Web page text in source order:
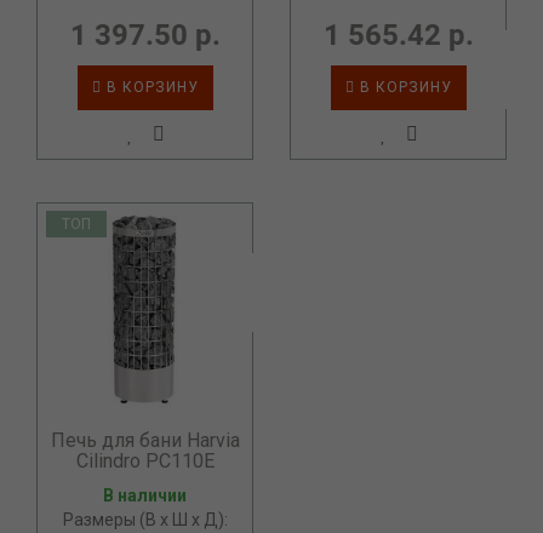
1 397.50 р.
В КОРЗИНУ
1 565.42 р.
В КОРЗИНУ
ТОП
Печь для бани Harvia
Cilindro PC110E
В наличии
Размеры (В х Ш х Д):